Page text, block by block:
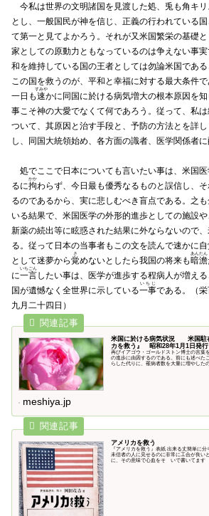
今私は世界の文明諸国を見渡した処、兎も角キ
とし、一般国民が神を信じ、正義の行われている
て第一と見てよかろう。それが又米国繁栄の基礎
家としての原動力ともなっているのは争えない事
和を維持している国の王者としては勿論米国であ
この国を救うのが、平和と幸福に対する最大条件
一日も速
すみや
かに同国に於ける病気増大の根本原因を
事こそ神の大愛でなくて何であろう。従って、私
ついて、其原因と治す手段と、予防の方法とを詳
し、同国大統領始め、各方面の識者、医学関係者
処でここで日本についても言いたい事は、米国医
るに拘
かか
わらず、今日最も優秀なるものと誤信し、
るのであるから、実に悲しむべき盲点である。之
いる結果で、米国医学の外形的進歩としての施設
新薬の続出等に眩惑された結果に外ならないので
る。従って日本の当事者もこの文を読んで速かに
として迷夢から覚
さ
めないとしたら我国の将来も暗澹
あんたん
に一言
いちごん
したい事は、医学が進歩する程病人が増え
国が遺憾なく全世界に示している一事
いちじ
である。（
九月二十四日）
米国に於ける病気状況 米国駐
カを救う』 昭和28年1月1日発行
再びイアゴウ・ゴールドストン博士の言葉
の進歩に由因するのである。前にも述べた
らした代りに、罹病者数を大量に増やした
meshiya.jp
アメリカを救う
『アメリカを救う』表紙 出来る丈簡単に
未信者の人に見せるのに非常に工合が良い
に、その意味で心血をそゝいで書いてます